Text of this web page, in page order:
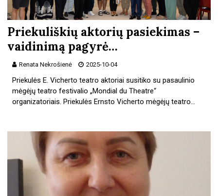
Priekuliškių aktorių pasiekimas –
vaidinimą pagyrė…
Renata Nekrošienė 2025-10-04
Priekulės E. Vicherto teatro aktoriai susitiko su pasaulinio
mėgėjų teatro festivalio „Mondial du Theatre“
organizatoriais. Priekulės Ernsto Vicherto mėgėjų teatro…